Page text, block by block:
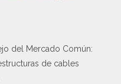
del Mercado Común:
de cables